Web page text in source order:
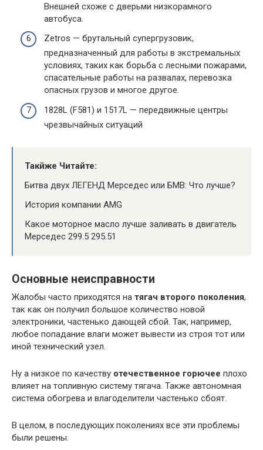
Внешней схоже с дверьми низкорамного
автобуса.
Zetros — брутальный супергрузовик,
предназначенный для работы в экстремальных
условиях, таких как борьба с лесными пожарами,
спасательные работы на развалах, перевозка
опасных грузов и многое другое.
1828L (F581) и 1517L — передвижные центры
чрезвычайных ситуаций
Такйже Читайте:
Битва двух ЛЕГЕНД Мерседес или БМВ: Что лучше?
История компании AMG
Какое моторное масло лучше заливать в двигатель
Мерседес 299.5 295.51
Основные неисправности
Жалобы часто приходятся на тягач второго поколения,
так как он получил большое количество новой
электроники, частенько дающей сбой. Так, например,
любое попадание влаги может вывести из строя тот или
иной технический узел.
Ну а низкое по качеству отечественное горючее плохо
влияет на топливную систему тягача. Также автономная
система обогрева и влагоделители частенько сбоят.
В целом, в последующих поколениях все эти проблемы
были решены.